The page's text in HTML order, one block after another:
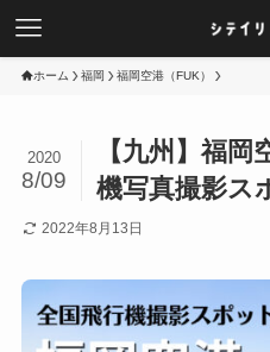
ホーム 福岡 福岡空港（FUK）
【九州】福
機写真撮影ス
2020
8/09
2022年8月13日